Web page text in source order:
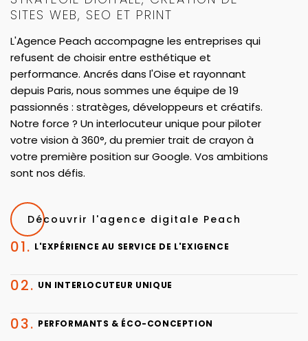
SITES WEB, SEO ET PRINT
L'Agence Peach accompagne les entreprises qui
refusent de choisir entre esthétique et
performance. Ancrés dans l'Oise et rayonnant
depuis Paris, nous sommes une équipe de 19
passionnés : stratèges, développeurs et créatifs.
Notre force ? Un interlocuteur unique pour piloter
votre vision à 360°, du premier trait de crayon à
votre première position sur Google. Vos ambitions
sont nos défis.
Découvrir l'agence digitale Peach
L'EXPÉRIENCE AU SERVICE DE L'EXIGENCE
UN INTERLOCUTEUR UNIQUE
PERFORMANTS & ÉCO-CONCEPTION